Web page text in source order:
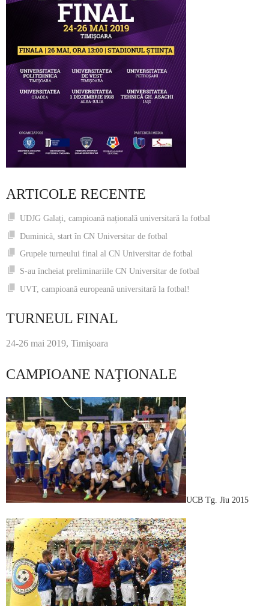
ARTICOLE RECENTE
UDJG Galați, campioană națională universitară la fotbal
Duminică, start în CN Universitar de fotbal
Grupele turneului final al CN Universitar de fotbal
S-au încheiat preliminariile CN Universitar de fotbal
UVT, campioană europeană universitară la fotbal!
TURNEUL FINAL
24-26 mai 2019, Timişoara
CAMPIOANE NAŢIONALE
UCB Tg. Jiu 2015